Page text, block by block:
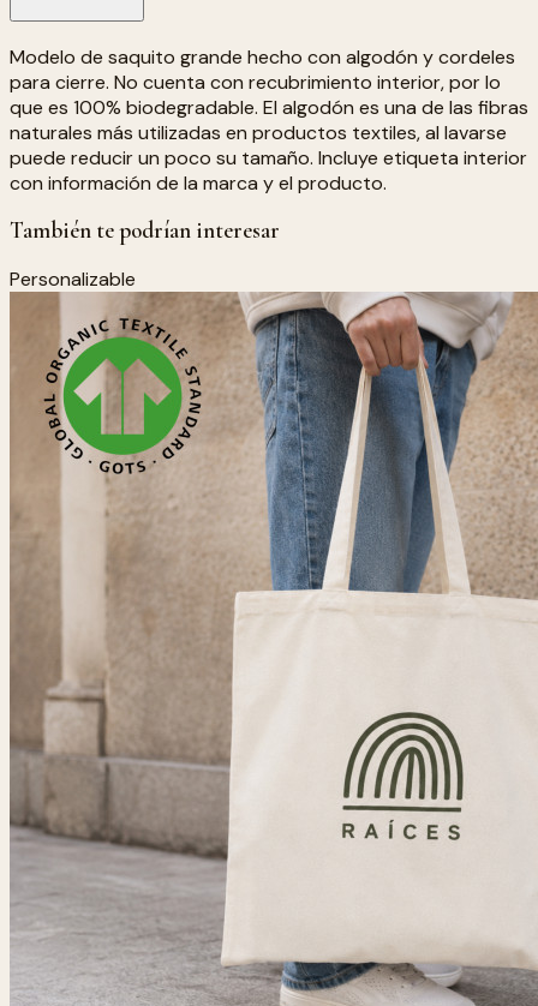
Modelo de saquito grande hecho con algodón y cordeles
para cierre. No cuenta con recubrimiento interior, por lo
que es 100% biodegradable. El algodón es una de las fibras
naturales más utilizadas en productos textiles, al lavarse
puede reducir un poco su tamaño. Incluye etiqueta interior
con información de la marca y el producto.
También te podrían interesar
Personalizable